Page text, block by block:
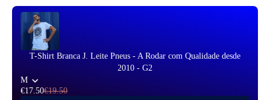
T-Shirt Branca J. Leite Pneus - A Rodar com Qualidade desde
2010 - G2
M
€17.50€19.50